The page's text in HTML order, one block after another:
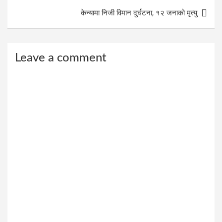
केन्यामा निजी विमान दुर्घटना, १२ जनाको मृत्यु
Leave a comment